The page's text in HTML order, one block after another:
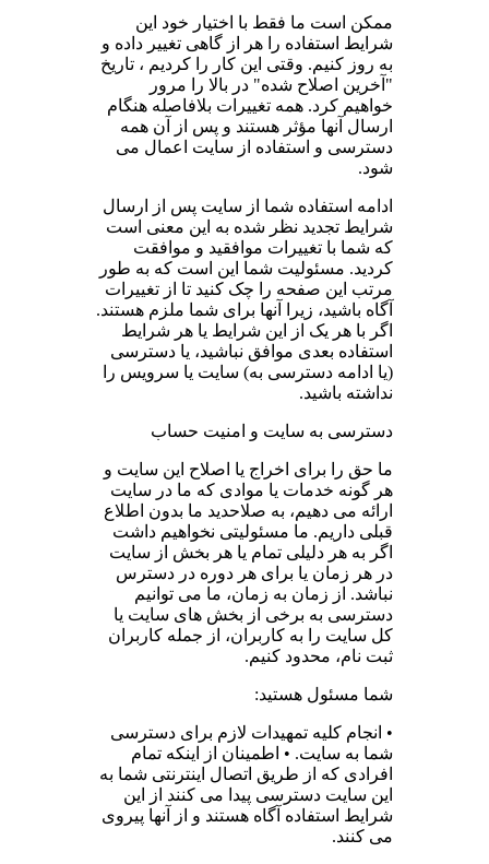
ممکن است ما فقط با اختیار خود این
شرایط استفاده را هر از گاهی تغییر داده و
به روز کنیم. وقتی این کار را کردیم ، تاریخ
"آخرین اصلاح شده" در بالا را مرور
خواهیم کرد. همه تغییرات بلافاصله هنگام
ارسال آنها مؤثر هستند و پس از آن همه
دسترسی و استفاده از سایت اعمال می
شود.
ادامه استفاده شما از سایت پس از ارسال
شرایط تجدید نظر شده به این معنی است
که شما با تغییرات موافقید و موافقت
کردید. مسئولیت شما این است که به طور
مرتب این صفحه را چک کنید تا از تغییرات
آگاه باشید، زیرا آنها برای شما ملزم هستند.
اگر با هر یک از این شرایط یا هر شرایط
استفاده بعدی موافق نباشید، یا دسترسی
(یا ادامه دسترسی به) سایت یا سرویس را
نداشته باشید.
دسترسی به سایت و امنیت حساب
ما حق را برای اخراج یا اصلاح این سایت و
هر گونه خدمات یا موادی که ما در سایت
ارائه می دهیم، به صلاحدید ما بدون اطلاع
قبلی داریم. ما مسئولیتی نخواهیم داشت
اگر به هر دلیلی تمام یا هر بخش از سایت
در هر زمان یا برای هر دوره در دسترس
نباشد. از زمان به زمان، ما می توانیم
دسترسی به برخی از بخش های سایت یا
کل سایت را به کاربران، از جمله کاربران
ثبت نام، محدود کنیم.
شما مسئول هستید:
• انجام کلیه تمهیدات لازم برای دسترسی
شما به سایت. • اطمینان از اینکه تمام
افرادی که از طریق اتصال اینترنتی شما به
این سایت دسترسی پیدا می کنند از این
شرایط استفاده آگاه هستند و از آنها پیروی
می کنند.